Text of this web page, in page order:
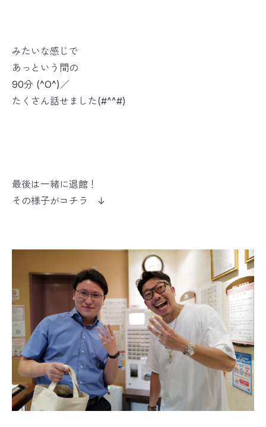
みたいな感じで
あっという間の
90分 (^O^)／
たくさん話せました(#^^#)
最後は一緒に退館！
その様子がコチラ ↓